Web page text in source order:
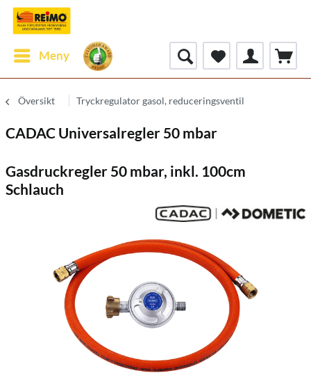
Meny
Översikt Tryckregulator gasol, reduceringsventil
CADAC Universalregler 50 mbar
Gasdruckregler 50 mbar, inkl. 100cm
Schlauch